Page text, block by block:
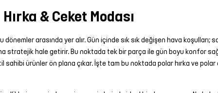
& Ceket Modası
dönemler arasında yer alır. Gün içinde sık sık değişen hava
stratejik hale getirir. Bu noktada tek bir parça ile gün boyu konfor
sahibi ürünler ön plana çıkar. İşte tam bu noktada polar hırka ve